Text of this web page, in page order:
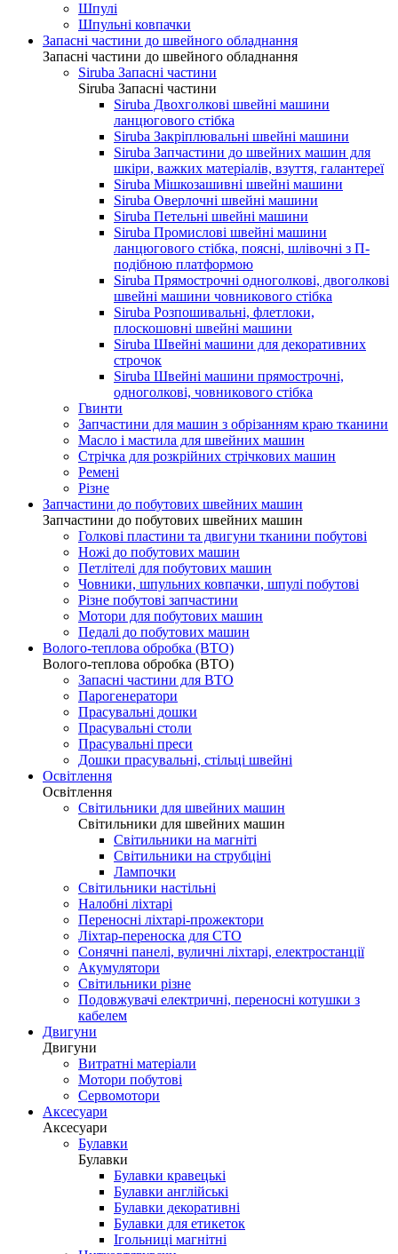
Шпулі
Шпульні ковпачки
Запасні частини до швейного обладнання
Запасні частини до швейного обладнання
Siruba Запасні частини
Siruba Запасні частини
Siruba Двохголкові швейні машини
ланцюгового стібка
Siruba Закріплювальні швейні машини
Siruba Запчастини до швейних машин для
шкіри, важких матеріалів, взуття, галантереї
Siruba Мішкозашивні швейні машини
Siruba Оверлочні швейні машини
Siruba Петельні швейні машини
Siruba Промислові швейні машини
ланцюгового стібка, поясні, шлівочні з П-
подібною платформою
Siruba Прямострочні одноголкові, двоголкові
швейні машини човникового стібка
Siruba Розпошивальні, флетлоки,
плоскошовні швейні машини
Siruba Швейні машини для декоративних
строчок
Siruba Швейні машини прямострочні,
одноголкові, човникового стібка
Гвинти
Запчастини для машин з обрізанням краю тканини
Масло і мастила для швейних машин
Стрічка для розкрійних стрічкових машин
Ремені
Різне
Запчастини до побутових швейних машин
Запчастини до побутових швейних машин
Голкові пластини та двигуни тканини побутові
Ножі до побутових машин
Петлітелі для побутових машин
Човники, шпульних ковпачки, шпулі побутові
Різне побутові запчастини
Мотори для побутових машин
Педалі до побутових машин
Волого-теплова обробка (ВТО)
Волого-теплова обробка (ВТО)
Запасні частини для ВТО
Парогенератори
Прасувальні дошки
Прасувальні столи
Прасувальні преси
Дошки прасувальні, стільці швейні
Освітлення
Освітлення
Світильники для швейних машин
Світильники для швейних машин
Світильники на магніті
Світильники на струбціні
Лампочки
Світильники настільні
Налобні ліхтарі
Переносні ліхтарі-прожектори
Ліхтар-переноска для СТО
Сонячні панелі, вуличні ліхтарі, електростанції
Акумулятори
Світильники різне
Подовжувачі електричні, переносні котушки з
кабелем
Двигуни
Двигуни
Витратні матеріали
Мотори побутові
Сервомотори
Аксесуари
Аксесуари
Булавки
Булавки
Булавки кравецькі
Булавки англійські
Булавки декоративні
Булавки для етикеток
Ігольниці магнітні